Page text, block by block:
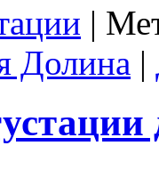
|
Долина |